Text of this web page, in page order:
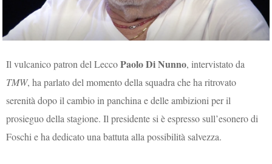
Il vulcanico patron del LeccoPaolo Di Nunno, intervistato da
TMW, ha parlato del momento della squadra che ha ritrovato
serenità dopo il cambio in panchina e delle ambizioni per il
prosieguo della stagione. Il presidente si è espresso sull’esonero di
Foschi e ha dedicato una battuta alla possibilità salvezza.